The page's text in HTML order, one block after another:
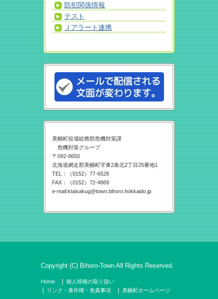
防犯関係情報
テスト
Ｊアラート連携
美幌町役場総務部危機対策課
危機対策グループ
〒092-8650
北海道網走郡美幌町字東2条北2丁目25番地1
TEL：（0152）77-6528
FAX：（0152）72-4869
e-mail:ktaisakug@town.bihoro.hokkaido.jp
Copyright (C) Bihoro-Town All Rights Reserved.
Home
個人情報の取り扱い
リンク・著作権・免責事項
美幌町ホームページ